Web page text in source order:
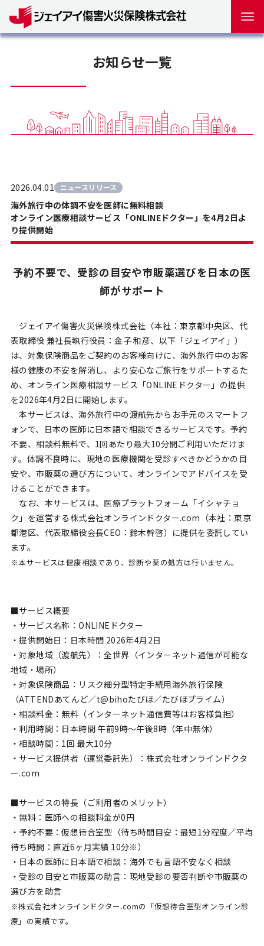
お知らせ一覧
2026.04.01 ニュースリリース
海外旅行中の体調不安を医師に無料相談
オンライン医療相談サービス「ONLINEドクター」を4月2日よ
り提供開始
予約不要で、受診の目安や市販薬選びを日本の医
師がサポート
ジェイアイ傷害火災保険株式会社（本社：東京都中央区、代
表取締役 兼社長執行役員：金子 和彦、以下「ジェイアイ」）
は、対象保険商品をご契約のお客様向けに、海外旅行中のお客
様の健康の不安を解消し、より安心なご旅行をサポートするた
め、オンライン医療相談サービス「ONLINEドクター」の提供
を2026年4月2日に開始します。
本サービスは、海外旅行中の渡航先からお手元のスマートフ
ォンで、日本の医師に日本語で相談できるサービスです。予約
不要、相談料無料で、1回あたり最大10分間ご利用いただけま
す。体調不良時に、現地の医療機関を受診すべきかどうかの目
安や、市販薬の選び方について、オンラインでアドバイスを受
けることができます。
なお、本サービスは、医療プラットフォーム「イシャチョ
ク」を運営する株式会社オンライン ドクター.com（本社：東京
都港区、代表取締役会長CEO：鈴木幹啓）に提供を委託してい
ます。
※本サービスは健康相談であり、診断や薬の処方は行いません。
■サービス概要
・サービス名称：ONLINEドクター
・提供開始日：日本時間 2026年4月2日
・対象地域（渡航先）：全世界（インターネット通信が可能な
地域・場所）
・対象保険商品：リスク細分型特定手続用海外旅行保険
（ATTENDあてんど／t@bihoたびほ／たびほプライム）
・相談料金：無料（インターネット通信費等はお客様負担）
・利用時間：日本時間 午前9時～午後8時（年中無休）
・相談時間：1回 最大10分
・サービス提供者（運営委託先）：株式会社オンラインドクタ
ー.com
■サービスの特長（ご利用者のメリット）
・無料：医師への相談料金が0円
・予約不要：仮想待合室型（待ち時間目安：最短1分程度／平均
待ち時間：直近6ヶ月実績 10分※）
・日本の医師に日本語で相談：海外でも言語不安なく相談
・受診の目安と市販薬の助言：現地受診の要否判断や市販薬の
選び方を助言
※株式会社オンラインドクター.comの「仮想待合室型オンライン診
療」の実績です。